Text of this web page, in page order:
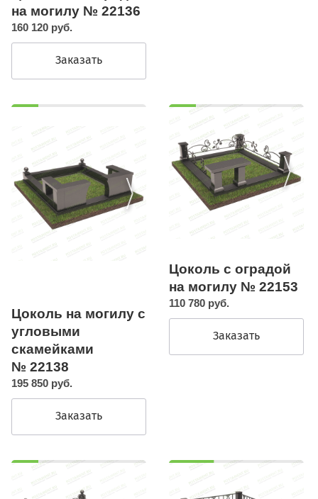
на могилу № 22136
160 120 руб.
Заказать
Цоколь на могилу с
угловыми
скамейками
№ 22138
195 850 руб.
Заказать
Цоколь с оградой
на могилу № 22153
110 780 руб.
Заказать